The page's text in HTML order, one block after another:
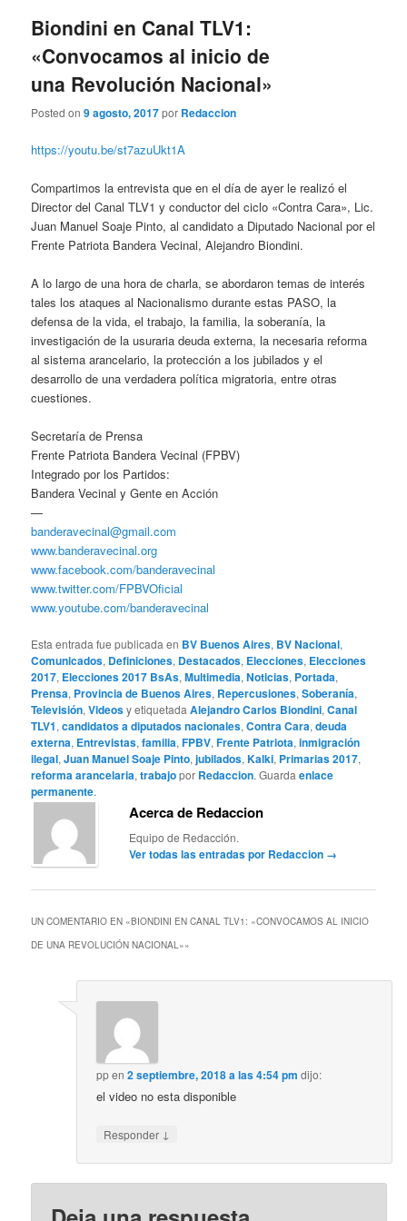
Biondini en Canal TLV1:
«Convocamos al inicio de
una Revolución Nacional»
Posted on9 agosto, 2017por Redaccion
https://youtu.be/st7azuUkt1A
Compartimos la entrevista que en el día de ayer le realizó el
Director del Canal TLV1 y conductor del ciclo «Contra Cara», Lic.
Juan Manuel Soaje Pinto, al candidato a Diputado Nacional por el
Frente Patriota Bandera Vecinal, Alejandro Biondini.
A lo largo de una hora de charla, se abordaron temas de interés
tales los ataques al Nacionalismo durante estas PASO, la
defensa de la vida, el trabajo, la familia, la soberanía, la
investigación de la usuraria deuda externa, la necesaria reforma
al sistema arancelario, la protección a los jubilados y el
desarrollo de una verdadera política migratoria, entre otras
cuestiones.
Secretaría de Prensa
Frente Patriota Bandera Vecinal (FPBV)
Integrado por los Partidos:
Bandera Vecinal y Gente en Acción
—
banderavecinal@gmail.com
www.banderavecinal.org
www.facebook.com/banderavecinal
www.twitter.com/FPBVOficial
www.youtube.com/banderavecinal
Esta entrada fue publicada en BV Buenos Aires, BV Nacional,
Comunicados, Definiciones, Destacados, Elecciones, Elecciones
2017, Elecciones 2017 BsAs,Multimedia,Noticias, Portada,
Prensa, Provincia de Buenos Aires, Repercusiones,Soberanía,
Televisión,Videosy etiquetadaAlejandro Carlos Biondini,Canal
TLV1,candidatos a diputados nacionales,Contra Cara,deuda
externa, Entrevistas,familia,FPBV,Frente Patriota,inmigración
ilegal,Juan Manuel Soaje Pinto,jubilados,Kalki, Primarias 2017,
reforma arancelaria,trabajopor Redaccion. Guardaenlace
permanente.
Acerca de Redaccion
Equipo de Redacción.
Ver todas las entradas por Redaccion →
UN COMENTARIO EN «BIONDINI EN CANAL TLV1: «CONVOCAMOS AL INICIO
DE UNA REVOLUCIÓN NACIONAL»»
ppen2 septiembre, 2018 a las 4:54 pm dijo:
el video no esta disponible
Responder ↓